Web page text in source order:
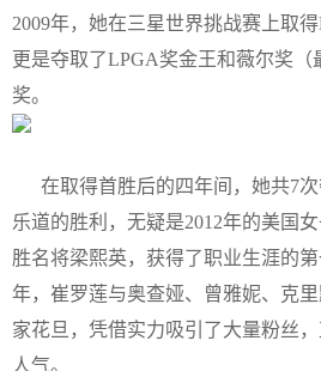
2009年，她在三星世界挑战赛上取
更是夺取了LPGA奖金王和薇尔奖（
奖。
在取得首胜后的四年间，她共7次
乐道的胜利，无疑是2012年的美国
胜名将梁熙英，获得了职业生涯的
年，崔罗莲与奥查娅、曾雅妮、克
家花旦，凭借实力吸引了大量粉丝
人气。